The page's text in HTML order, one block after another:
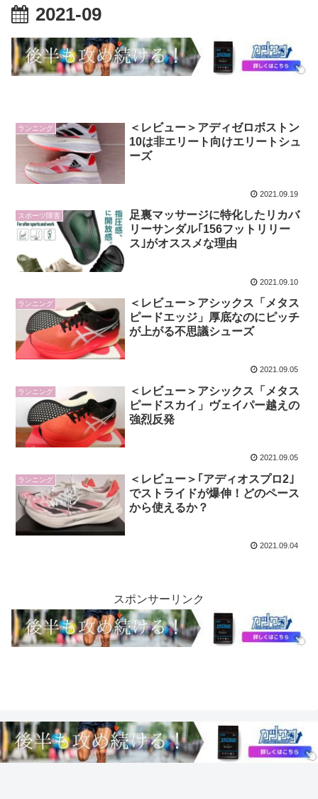
2021-09
ランニング
＜レビュー＞アディゼロボストン
10は非エリート向けエリートシュ
ーズ
2021.09.19
スポーツ障害
足裏マッサージに特化したリカバ
リーサンダル｢156フットリリー
ス｣がオススメな理由
2021.09.10
ランニング
＜レビュー＞アシックス「メタス
ピードエッジ」厚底なのにピッチ
が上がる不思議シューズ
2021.09.05
ランニング
＜レビュー＞アシックス「メタス
ピードスカイ」ヴェイパー越えの
強烈反発
2021.09.05
ランニング
＜レビュー＞｢アディオスプロ2｣
でストライドが爆伸！どのペース
から使えるか？
2021.09.04
スポンサーリンク